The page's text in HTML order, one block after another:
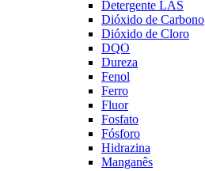
Detergente LAS
Dióxido de Carbono
Dióxido de Cloro
DQO
Dureza
Fenol
Ferro
Fluor
Fosfato
Fósforo
Hidrazina
Manganês